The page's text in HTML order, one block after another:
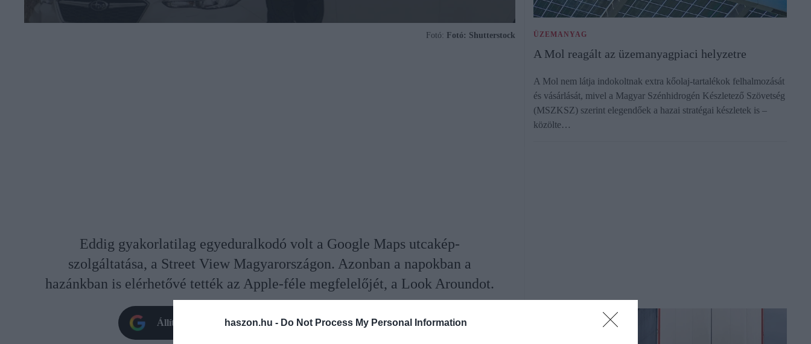
haszon.hu - Do Not Process My Personal Information
Fotó: Fotó: Shutterstock
Eddig gyakorlatilag egyeduralkodó volt a Google Maps utcakép-
szolgáltatása, a Street View Magyarországon. Azonban a napokban a
hazánkban is elérhetővé tették az Apple-féle megfelelőjét, a Look Aroundot.
Állítsd be oldalunkat preferált forrásként a Google Keresőben!
ÜZEMANYAG
A Mol reagált az üzemanyagpiaci helyzetre
A Mol nem látja indokoltnak extra kőolaj-tartalékok felhalmozását
és vásárlását, mivel a Magyar Szénhidrogén Készletező Szövetség
(MSZKSZ) szerint elegendőek a hazai stratégai készletek is –
közölte…